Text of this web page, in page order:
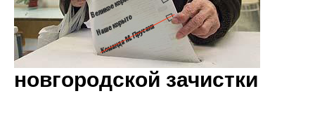
новгородской зачистки